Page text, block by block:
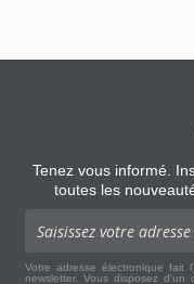
Tenez vous informé.
toutes les
Votre adresse électronique fait
newsletter. Vous disposez